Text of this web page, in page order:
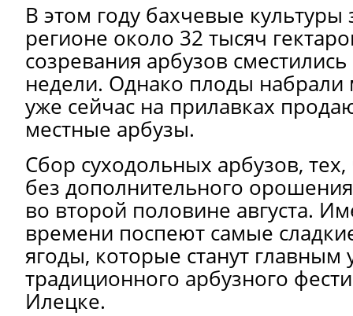
В этом году бахчевые
регионе около 32 тысяч
созревания арбузов
недели. Однако плоды набрали
уже сейчас на прилавках
местные арбузы.
Сбор суходольных арбузов,
без дополнительного
во второй половине августа.
времени поспеют самые
ягоды, которые станут
традиционного арбузного
Илецке.